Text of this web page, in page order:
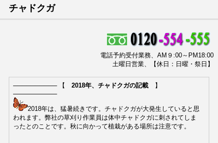
チャドクガ
電話予約受付業務、AM９:00～PM18:00
土曜日営業、【休日：日曜・祭日】
────────── 【 2018年、チャドクガの記載】
──────────
2018年は、猛暑続きです。チャドクガが大発生していると思
われます。弊社の草刈り作業員は体中チャドクガに刺されてしま
ったとのことです。秋に向かって植栽がある場所は注意です。